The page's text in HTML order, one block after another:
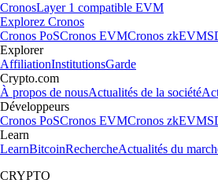
CronosLayer 1 compatible EVM
Explorez Cronos
Cronos PoSCronos EVMCronos zkEVM
Explorer
AffiliationInstitutionsGarde
Crypto.com
À propos de nousActualités de la société
Développeurs
Cronos PoSCronos EVMCronos zkEVM
Learn
LearnBitcoinRechercheActualités du
CRYPTO